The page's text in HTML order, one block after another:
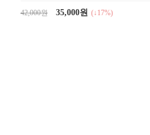
42,000원 35,000원 (↓17%)